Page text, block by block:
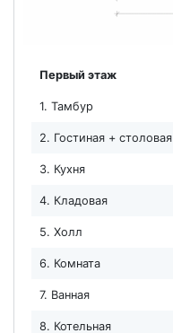
Первый этаж
1. Тамбур
2. Гостиная + столовая
3. Кухня
4. Кладовая
5. Холл
6. Комната
7. Ванная
8. Котельная